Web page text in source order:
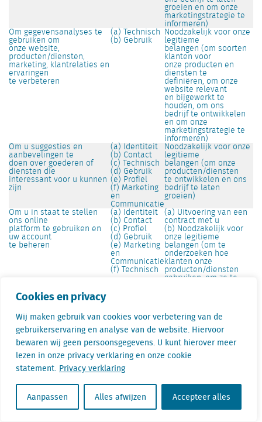
Cookies en privacy
Wij maken gebruik van cookies voor verbetering van de
gebruikerservaring en analyse van de website. Hiervoor
bewaren wij geen persoonsgegevens. U kunt hierover meer
lezen in onze privacy verklaring en onze cookie
statement. Privacy verklaring
Aanpassen Alles afwijzen Accepteer alles
groeien en om onze
marketingstrategie te
informeren)
Om gegevensanalyses te
gebruiken om
onze website,
producten/diensten,
marketing, klantrelaties en
ervaringen
te verbeteren
(a) Technisch
(b) Gebruik
Noodzakelijk voor onze
legitieme
belangen (om soorten
klanten voor
onze producten en
diensten te
definiëren, om onze
website relevant
en bijgewerkt te
houden, om ons
bedrijf te ontwikkelen
en om onze
marketingstrategie te
informeren)
Om u suggesties en
aanbevelingen te
doen over goederen of
diensten die
interessant voor u kunnen
zijn
(a) Identiteit
(b) Contact
(c) Technisch
(d) Gebruik
(e) Profiel
(f) Marketing
en
Communicatie
Noodzakelijk voor onze
legitieme
belangen (om onze
producten/diensten
te ontwikkelen en ons
bedrijf te laten
groeien)
Om u in staat te stellen
ons online
platform te gebruiken en
uw account
te beheren
(a) Identiteit
(b) Contact
(c) Profiel
(d) Gebruik
(e) Marketing
en
Communicatie
(f) Technisch
(a) Uitvoering van een
contract met u
(b) Noodzakelijk voor
onze legitieme
belangen (om te
onderzoeken hoe
klanten onze
producten/diensten
gebruiken, om ze te
Verandering van doel
We zullen uw persoonsgegevens alleen gebruiken voor de
doeleinden waarvoor we ze hebben verzameld, tenzij we
redelijkerwijs van mening zijn dat we ze voor een andere reden
moeten gebruiken en die reden verenigbaar is met het
oorspronkelijke doel. Als we uw persoonlijke gegevens voor een
niet gerelateerd doel moeten gebruiken, zullen we u hiervan op
de hoogte stellen en zullen we uitleggen op welke